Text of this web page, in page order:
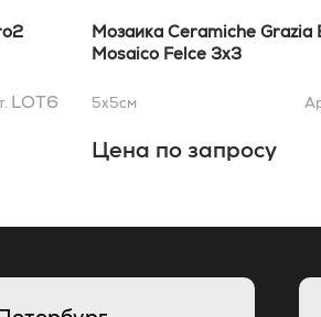
LOT6
Мозаика Ceramiche Grazia
Mosaico Felce 3x3
5x5см
Цена по запросу